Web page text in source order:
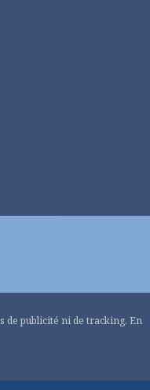
de publicité ni de tracking. En